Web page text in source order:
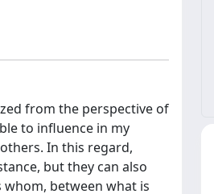
from the perspective of
to influence in my
In this regard,
but they can also
between what is